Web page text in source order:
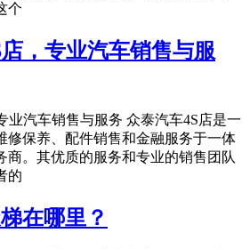
个
，专业汽车销售与服
业汽车销售与服务 众泰汽车4S店是一
修保养、配件销售和金融服务于一体
商。其优质的服务和专业的销售团队
的
在哪里？